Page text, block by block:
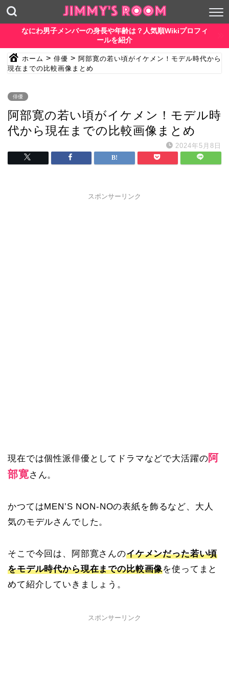
なにわ男子メンバーの身長や年齢は？人気順Wikiプロフィ
ールを紹介
ホーム > 俳優 > 阿部寛の若い頃がイケメン！モデル時代から
現在までの比較画像まとめ
俳優
阿部寛の若い頃がイケメン！モデル時
代から現在までの比較画像まとめ
2024年5月8日
スポンサーリンク
現在では個性派俳優としてドラマなどで大活躍の阿
部寛さん。
かつてはMEN’S NON-NOの表紙を飾るなど、大人
気のモデルさんでした。
そこで今回は、阿部寛さんのイケメンだった若い頃
をモデル時代から現在までの比較画像を使ってまと
めて紹介していきましょう。
スポンサーリンク